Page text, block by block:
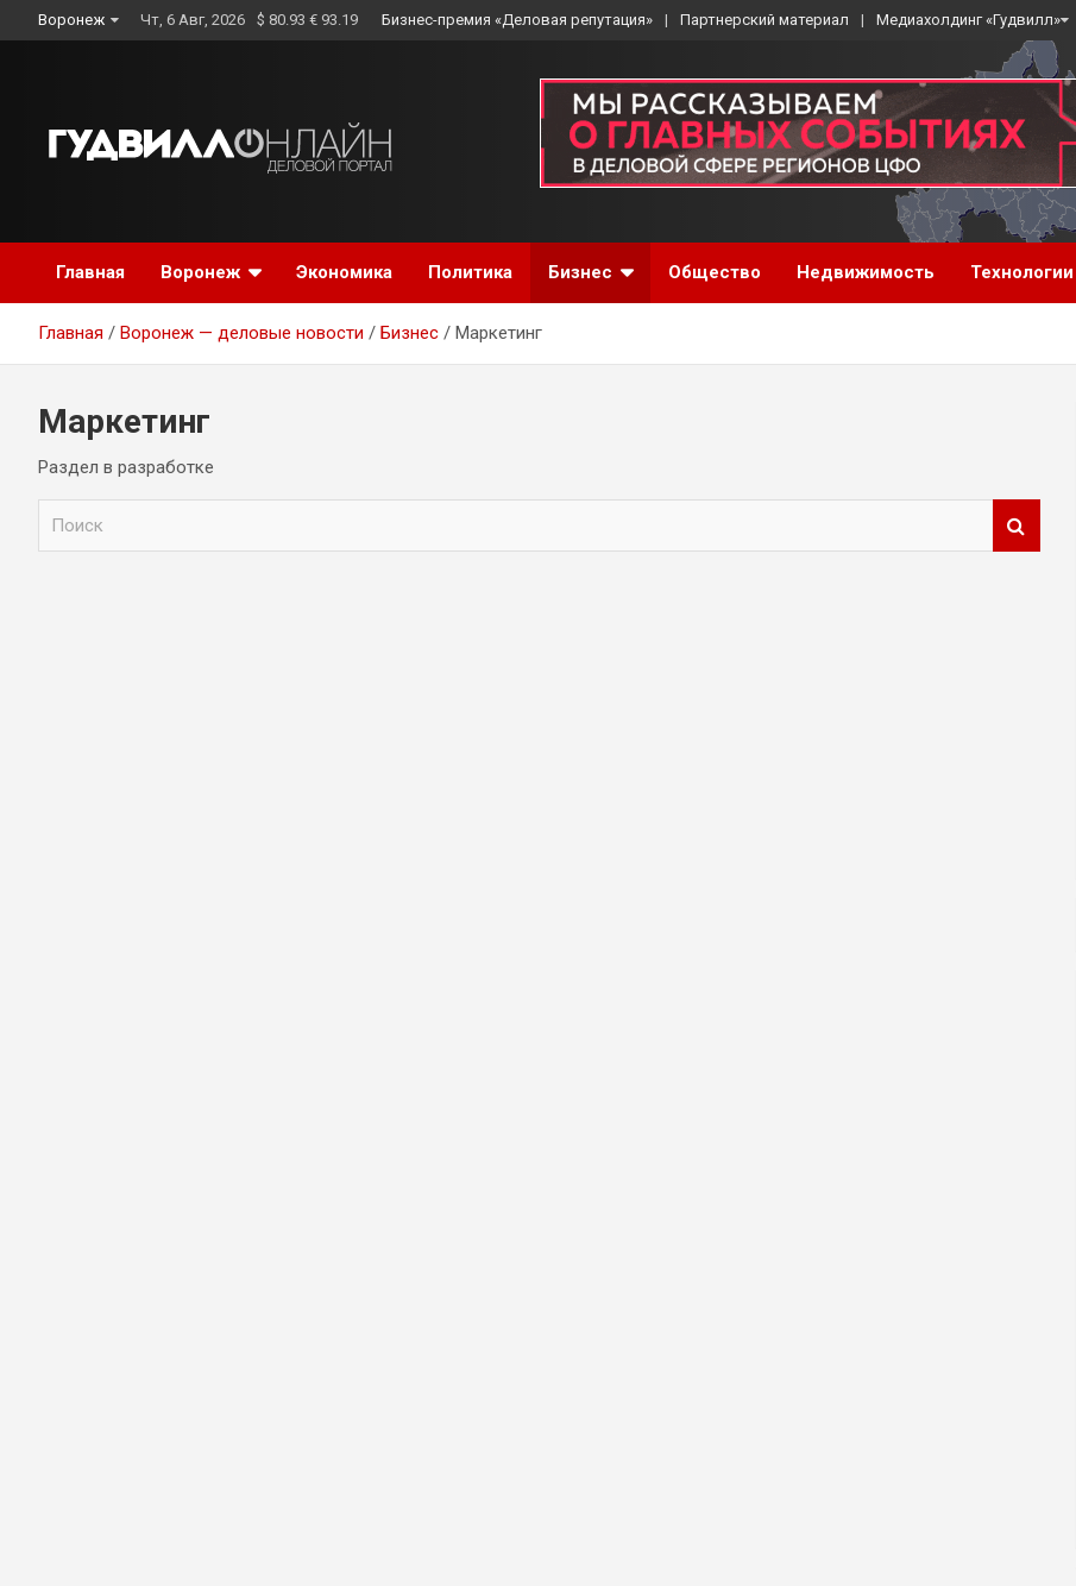
to
Воронеж Чт, 6 Авг, 2026 $ 80.93 € 93.19 Бизнес-премия «Деловая репутация» Партнерский материал Медиахолдинг «Гудвилл»
Главная Воронеж Экономика Политика Бизнес Общество Недвижимость Технологии
Главная Воронеж — деловые новости Бизнес Маркетинг
Маркетинг
Раздел в разработке